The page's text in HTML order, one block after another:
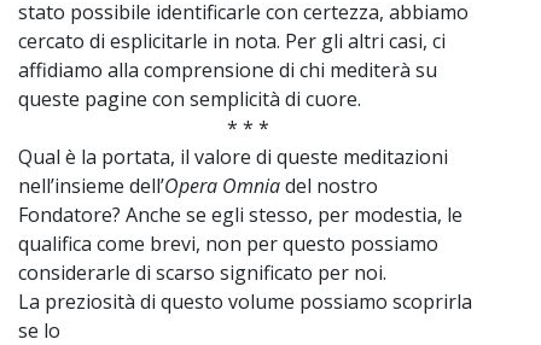
stato possibile identificarle con certezza, abbiamo
cercato di esplicitarle in nota. Per gli altri casi, ci
affidiamo alla comprensione di chi mediterà su
queste pagine con semplicità di cuore.
* * *
Qual è la portata, il valore di queste meditazioni
nell’insieme dell’Opera Omniadel nostro
Fondatore? Anche se egli stesso, per modestia, le
qualifica come brevi, non per questo possiamo
considerarle di scarso significato per noi.
La preziosità di questo volume possiamo scoprirla
se lo